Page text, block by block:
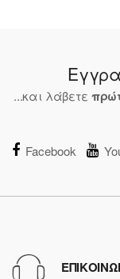
...και λάβετε
Facebook